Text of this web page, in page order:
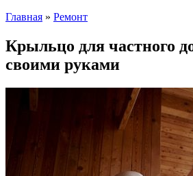
Главная » Ремонт
Крыльцо для частного
своими руками